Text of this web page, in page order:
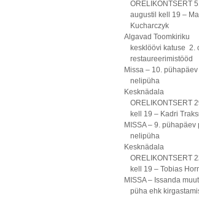
ORELIKONTSERT
augustil kell 19 –
Kucharczyk
Algavad Toomkiriku
kesklöövi katuse 2.
restaureerimistööd
Missa – 10.
nelipüha
Kesknädala
ORELIKONTSERT
kell 19 – Kadri
MISSA – 9. pühapäev
nelipüha
Kesknädala
ORELIKONTSERT
kell 19 – Tobias
MISSA – Issanda
püha ehk